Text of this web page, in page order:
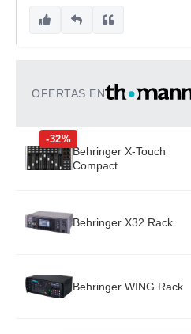
OFERTAS EN
-32%
Behringer X-Touch
Compact
Behringer X32 Rack
Behringer WING Rack